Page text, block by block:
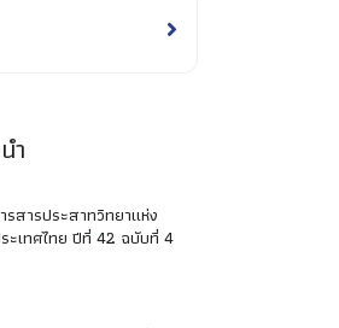
ำ
รสารประสาทวิทยาแห่ง
ะเทศไทย ปีที่ 42 ฉบับที่ 4